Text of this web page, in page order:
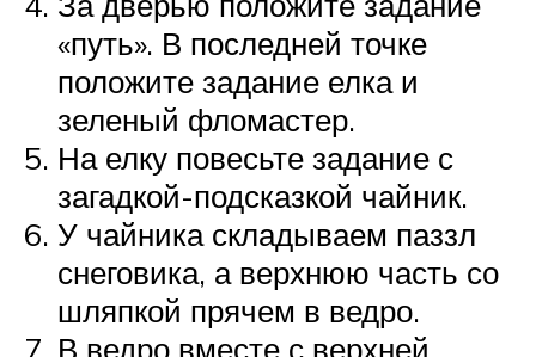
«путь». В последней точке
положите задание елка и
зеленый фломастер.
На елку повесьте задание с
загадкой-подсказкой чайник.
У чайника складываем паззл
снеговика, а верхнюю часть со
шляпкой прячем в ведро.
В ведро вместе с верхней